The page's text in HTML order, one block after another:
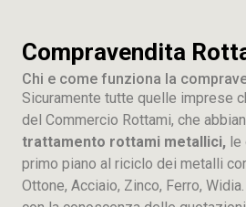
Compravendita
Chi e come funziona la
Sicuramente tutte quelle imprese
del Commercio Rottami, che
trattamento rottami metallici, le
primo piano al riciclo dei metalli
Ottone, Acciaio, Zinco, Ferro,